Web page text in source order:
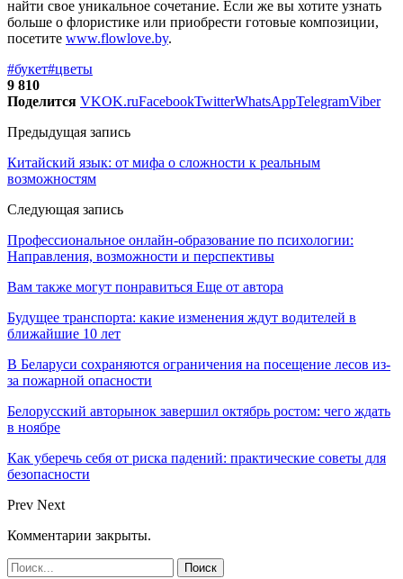
найти свое уникальное сочетание. Если же вы хотите узнать
больше о флористике или приобрести готовые композиции,
посетите www.flowlove.by.
#букет#цветы
9 810
Поделится VKOK.ruFacebookTwitterWhatsAppTelegramViber
Предыдущая запись
Китайский язык: от мифа о сложности к реальным
возможностям
Следующая запись
Профессиональное онлайн-образование по психологии:
Направления, возможности и перспективы
Вам также могут понравиться Еще от автора
Будущее транспорта: какие изменения ждут водителей в
ближайшие 10 лет
В Беларуси сохраняются ограничения на посещение лесов из-
за пожарной опасности
Белорусский авторынок завершил октябрь ростом: чего ждать
в ноябре
Как уберечь себя от риска падений: практические советы для
безопасности
Prev Next
Комментарии закрыты.